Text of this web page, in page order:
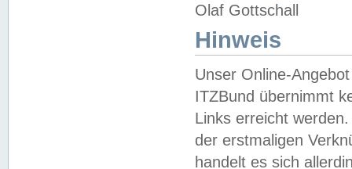
Olaf Gottschall
Hinweis
Unser Online-
ITZBund übernimmt
Links erreicht
der erstmaligen
handelt es sich